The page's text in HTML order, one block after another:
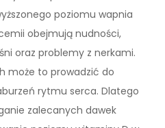
poziomu wapnia
obejmują nudności,
oraz problemy z nerkami.
może to prowadzić do
rytmu serca. Dlatego
zalecanych dawek